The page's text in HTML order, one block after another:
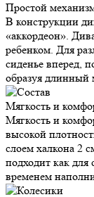
Простой
В конструкции
«аккордеон».
ребенком. Для
сиденье вперед,
образуя длинный
Мягкость и
Мягкость и
высокой
слоем халкона 2
подходит как для
временем